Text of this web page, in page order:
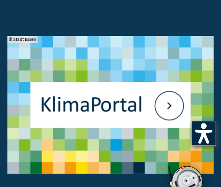
© Stadt Essen